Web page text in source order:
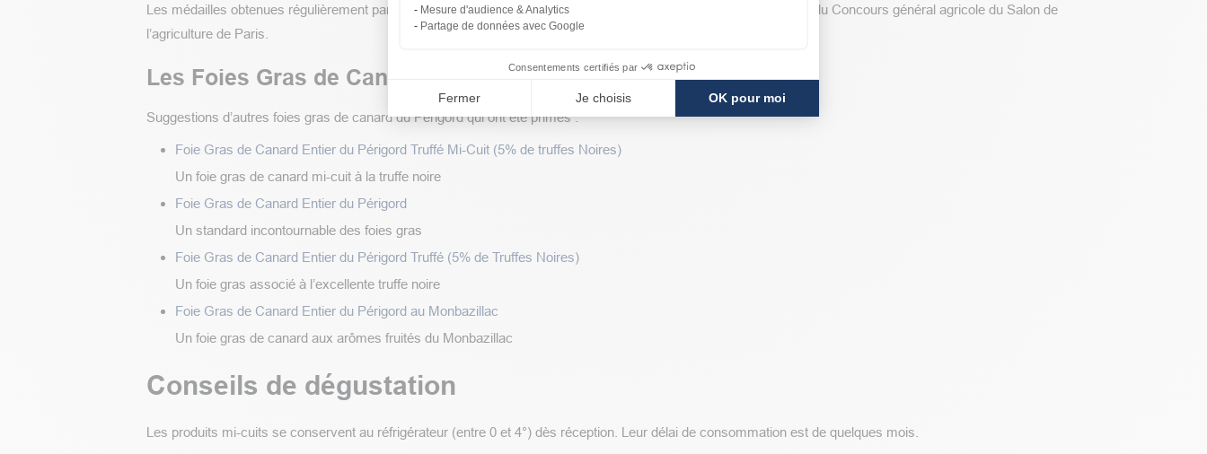
Mesure d'audience & Analytics
Partage de données avec Google
Consentements certifiés par
Fermer Je choisis OK pour moi
Les médailles obtenues régulièrement par la maison Godard sont décernées depuis de longues années par le jury du Concours général agricole du Salon de
l’agriculture de Paris.
Les Foies Gras de Canard du Périgord médaillés
Suggestions d’autres foies gras de canard du Périgord qui ont été primés :
Foie Gras de Canard Entier du Périgord Truffé Mi-Cuit (5% de truffes Noires)
Un foie gras de canard mi-cuit à la truffe noire
Foie Gras de Canard Entier du Périgord
Un standard incontournable des foies gras
Foie Gras de Canard Entier du Périgord Truffé (5% de Truffes Noires)
Un foie gras associé à l’excellente truffe noire
Foie Gras de Canard Entier du Périgord au Monbazillac
Un foie gras de canard aux arômes fruités du Monbazillac
Conseils de dégustation
Les produits mi-cuits se conservent au réfrigérateur (entre 0 et 4°) dès réception. Leur délai de consommation est de quelques mois.